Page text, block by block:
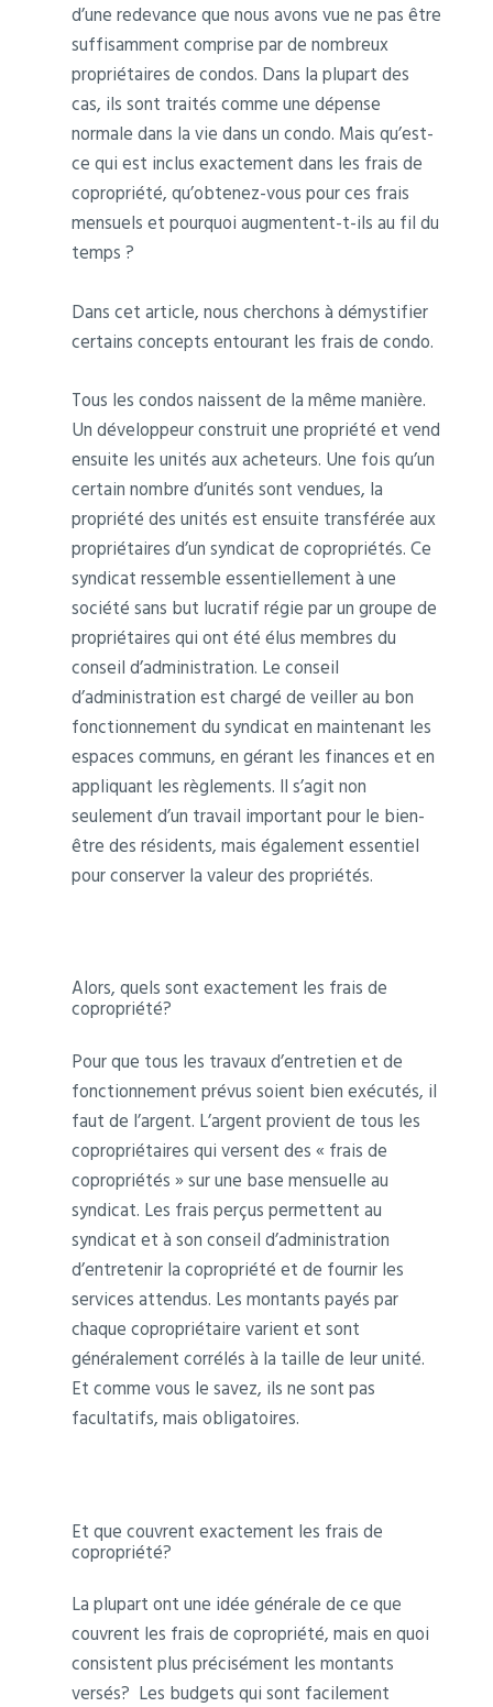
d’une redevance que nous avons vue ne pas être
suffisamment comprise par de nombreux
propriétaires de condos. Dans la plupart des
cas, ils sont traités comme une dépense
normale dans la vie dans un condo. Mais qu’est-
ce qui est inclus exactement dans les frais de
copropriété, qu’obtenez-vous pour ces frais
mensuels et pourquoi augmentent-t-ils au fil du
temps ?
Dans cet article, nous cherchons à démystifier
certains concepts entourant les frais de condo.
Tous les condos naissent de la même manière.
Un développeur construit une propriété et vend
ensuite les unités aux acheteurs. Une fois qu’un
certain nombre d’unités sont vendues, la
propriété des unités est ensuite transférée aux
propriétaires d’un syndicat de copropriétés. Ce
syndicat ressemble essentiellement à une
société sans but lucratif régie par un groupe de
propriétaires qui ont été élus membres du
conseil d’administration. Le conseil
d’administration est chargé de veiller au bon
fonctionnement du syndicat en maintenant les
espaces communs, en gérant les finances et en
appliquant les règlements. Il s’agit non
seulement d’un travail important pour le bien-
être des résidents, mais également essentiel
pour conserver la valeur des propriétés.
Alors, quels sont exactement les frais de
copropriété?
Pour que tous les travaux d’entretien et de
fonctionnement prévus soient bien exécutés, il
faut de l’argent. L’argent provient de tous les
copropriétaires qui versent des « frais de
copropriétés » sur une base mensuelle au
syndicat. Les frais perçus permettent au
syndicat et à son conseil d’administration
d’entretenir la copropriété et de fournir les
services attendus. Les montants payés par
chaque copropriétaire varient et sont
généralement corrélés à la taille de leur unité.
Et comme vous le savez, ils ne sont pas
facultatifs, mais obligatoires.
Et que couvrent exactement les frais de
copropriété?
La plupart ont une idée générale de ce que
couvrent les frais de copropriété, mais en quoi
consistent plus précisément les montants
versés? Les budgets qui sont facilement